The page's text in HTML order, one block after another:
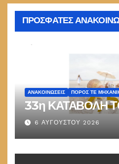
ΠΡΟΣΦΑΤΕΣ
ΑΝΑΚΟΙΝΏΣΕΙΣ ΠΌΡΟΣ ΤΕ
33η ΚΑΤΑΒΟΛΗ
6 ΑΥΓΟΎΣΤΟΥ 2026